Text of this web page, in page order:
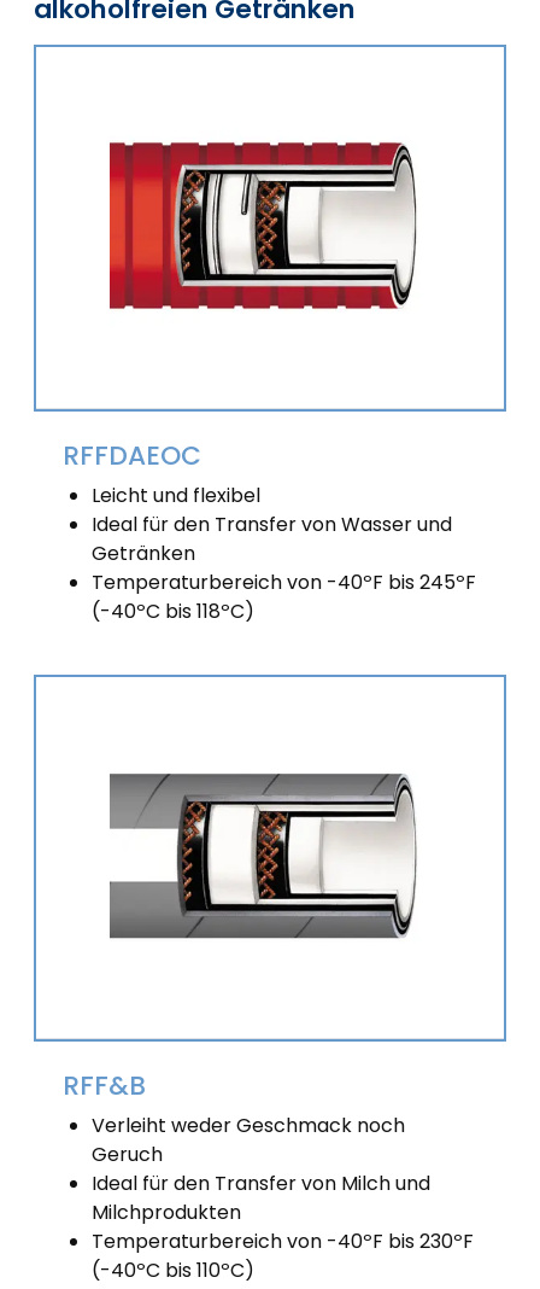
alkoholfreien Getränken
RFFDAEOC
Leicht und flexibel
Ideal für den Transfer von Wasser und
Getränken
Temperaturbereich von -40ºF bis 245ºF
(-40ºC bis 118ºC)
RFF&B
Verleiht weder Geschmack noch
Geruch
Ideal für den Transfer von Milch und
Milchprodukten
Temperaturbereich von -40ºF bis 230ºF
(-40ºC bis 110ºC)